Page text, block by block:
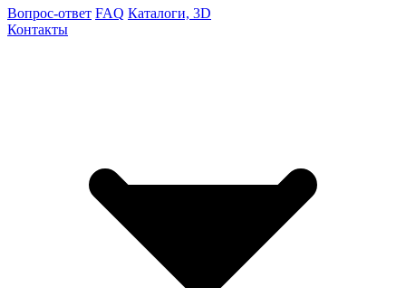
Вопрос-ответ FAQ Каталоги, 3D
Контакты